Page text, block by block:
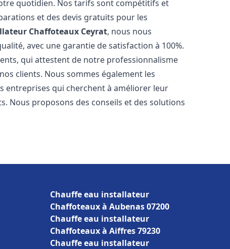
quotidien. Nos tarifs sont compétitifs et
et des devis gratuits pour les
Chaffoteaux Ceyrat, nous nous
avec une garantie de satisfaction à 100%.
qui attestent de notre professionnalisme
clients. Nous sommes également les
entreprises qui cherchent à améliorer leur
Nous proposons des conseils et des solutions
Chauffe eau installateur
Chaffoteaux à Aubenas 07200
Chauffe eau installateur
Chaffoteaux à Aiffres 79230
Chauffe eau installateur